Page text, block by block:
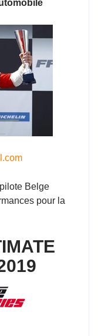
Belge
pour la